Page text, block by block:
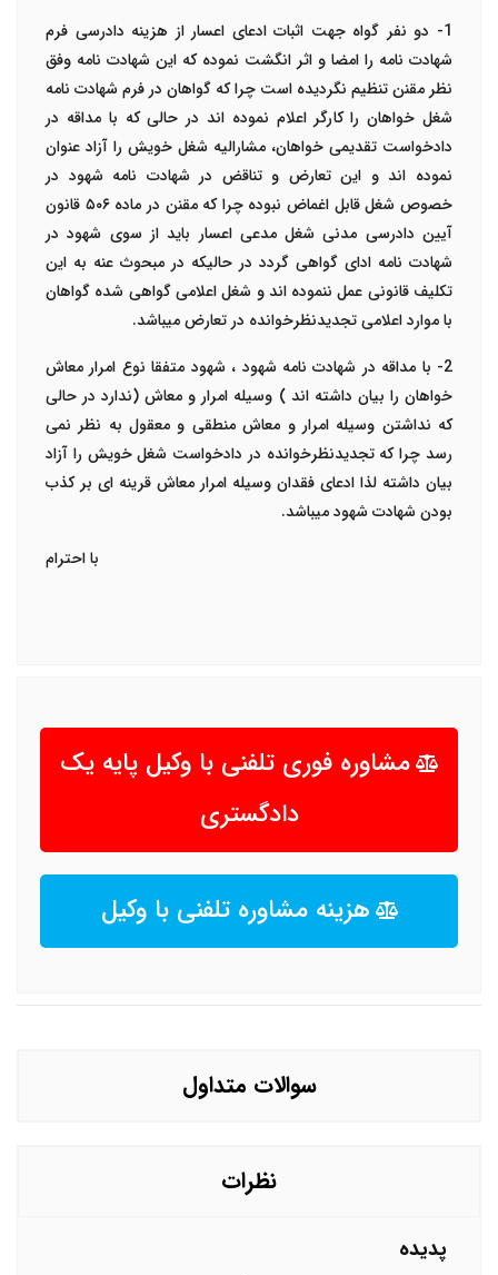
1- دو نفر گواه جهت اثبات ادعای اعسار از هزینه دادرسی فرم
شهادت نامه را امضا و اثر انگشت نموده که این شهادت نامه وفق
نظر مقنن تنظیم نگردیده است چرا که گواهان در فرم شهادت نامه
شغل خواهان را کارگر اعلام نموده اند در حالی که با مداقه در
دادخواست تقدیمی خواهان، مشارالیه شغل خویش را آزاد عنوان
نموده اند و این تعارض و تناقض در شهادت نامه شهود در
خصوص شغل قابل اغماض نبوده چرا که مقنن در ماده ۵۰۶
قانون
آیین دادرسی مدنی شغل مدعی اعسار باید از سوی شهود در
شهادت نامه ادای گواهی گردد در حالیکه در مبحوث عنه به این
تکلیف قانونی عمل ننموده اند و شغل اعلامی گواهی شده گواهان
با موارد اعلامی تجدیدنظرخوانده در تعارض میباشد.
2- با مداقه در شهادت نامه شهود ، شهود متفقا نوع امرار معاش
خواهان را بیان داشته اند ) وسیله امرار و معاش (ندارد در حالی
که نداشتن وسیله امرار و معاش منطقی و معقول به نظر نمی
رسد چرا که تجدیدنظرخوانده در دادخواست شغل خویش را آزاد
بیان داشته لذا ادعای فقدان وسیله امرار معاش قرینه ای بر کذب
بودن شهادت شهود میباشد.
با احترام
مشاوره فوری تلفنی با وکیل پایه یک
دادگستری
هزینه مشاوره تلفنی با وکیل
سوالات متداول
نظرات
پدیده